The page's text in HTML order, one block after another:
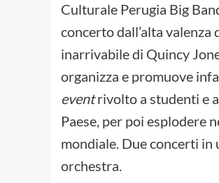
Culturale Perugia Big
concerto dall’alta valenza
inarrivabile di Quincy
organizza e promuove
eventrivolto a studenti e
Paese, per poi esplodere
mondiale. Due concerti in
orchestra.